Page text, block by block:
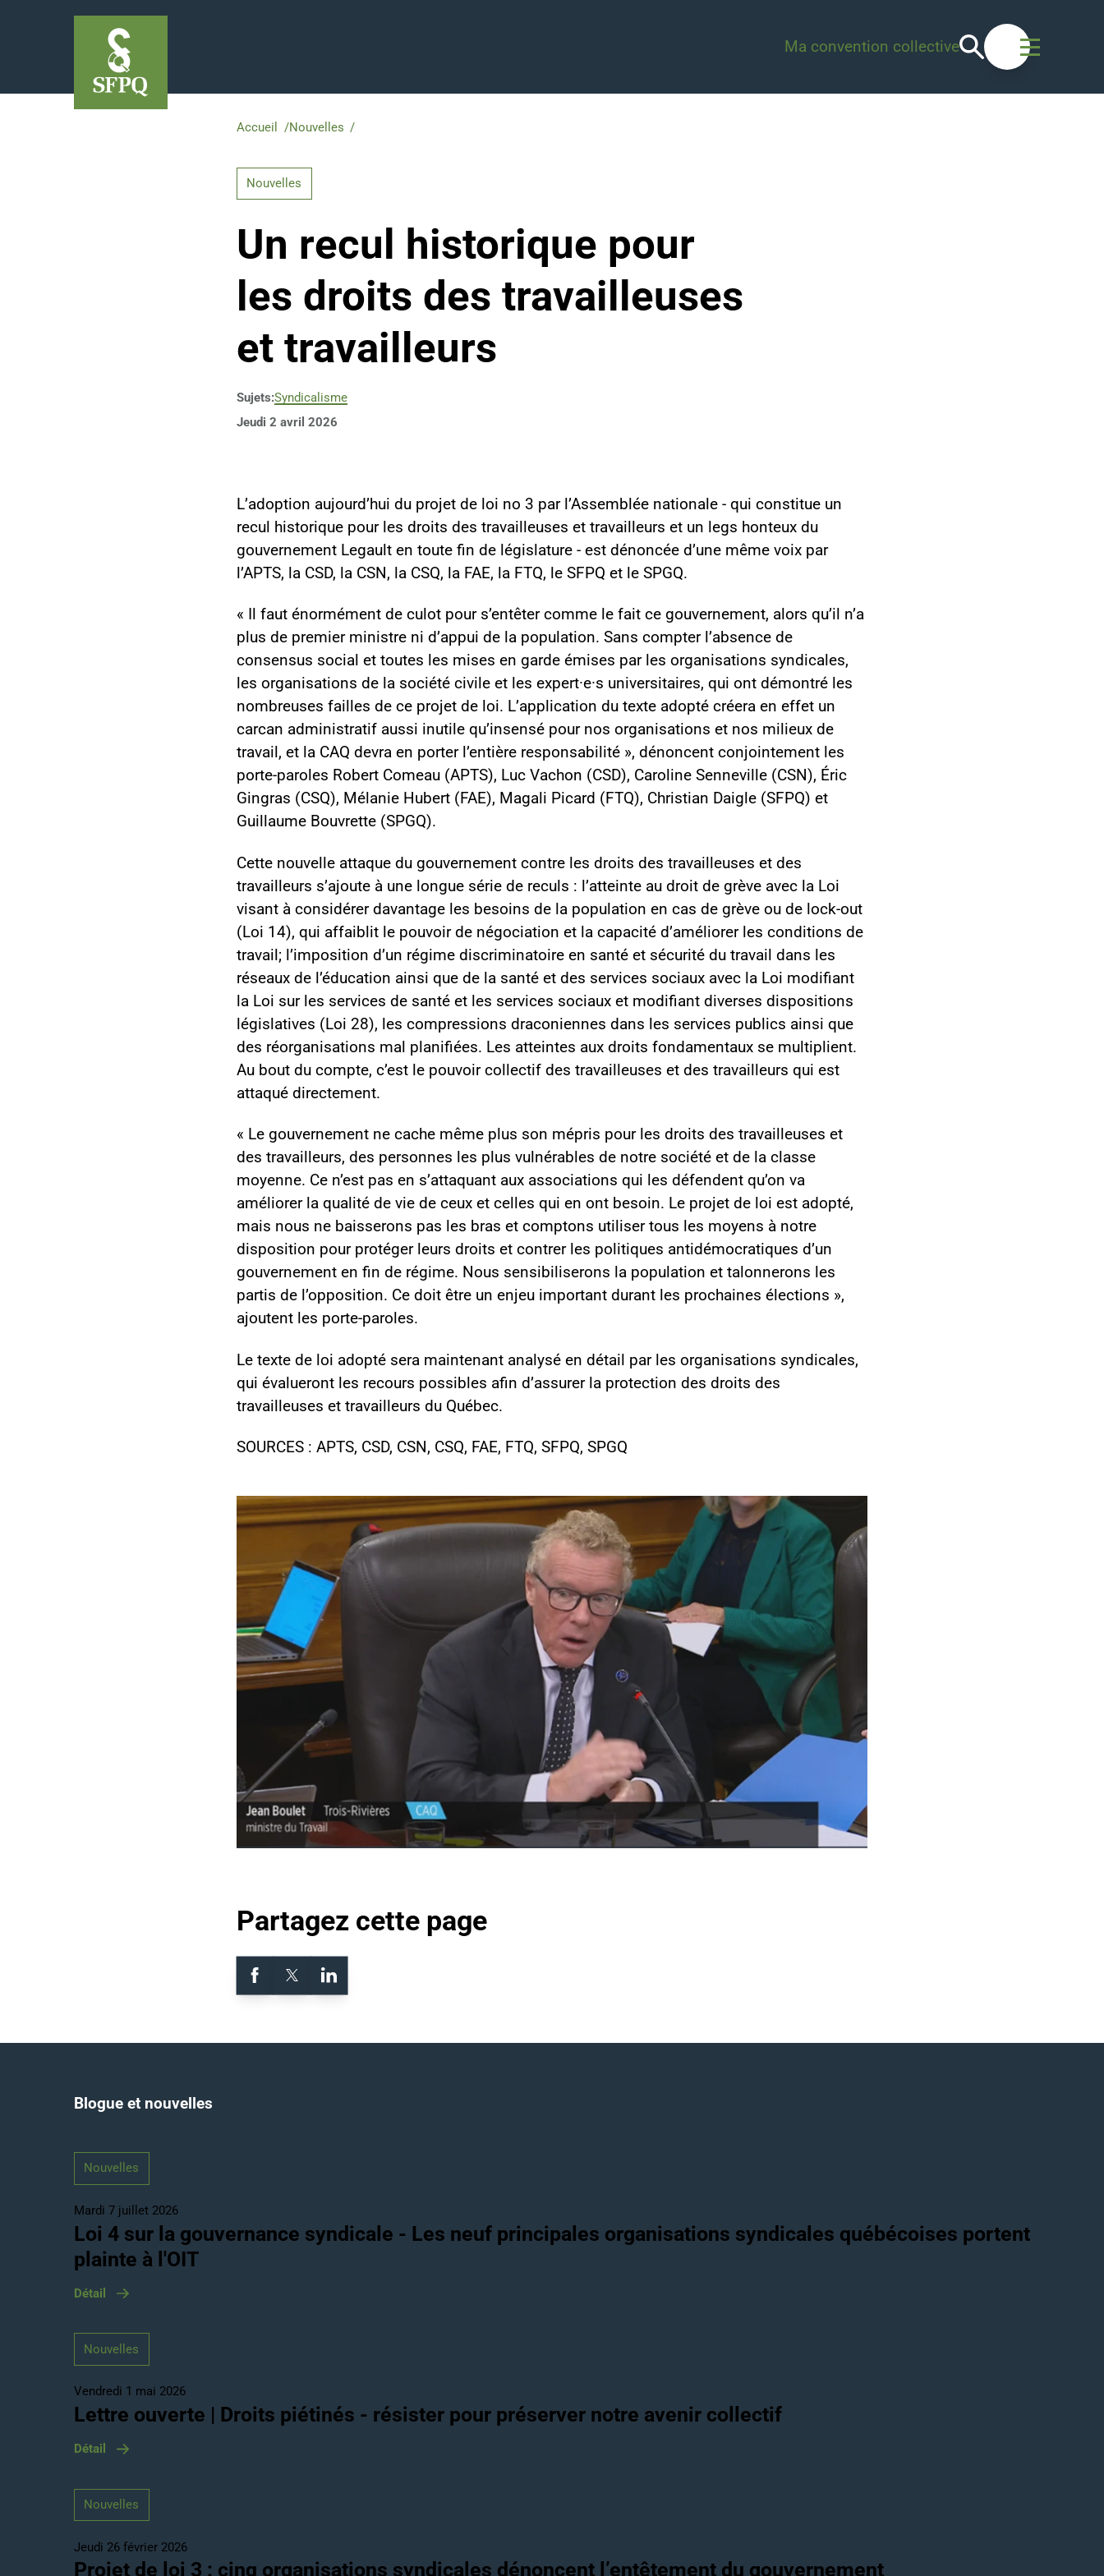
Ma convention collectiveRecherche
Ouvrir le
Accueil /Nouvelles /
Nouvelles
Un recul historique pour
les droits des travailleuses
et travailleurs
Sujets:Syndicalisme
Jeudi 2 avril 2026
L’adoption aujourd’hui du projet de loi no 3 par l’Assemblée nationale - qui constitue un
recul historique pour les droits des travailleuses et travailleurs et un legs honteux du
gouvernement Legault en toute fin de législature - est dénoncée d’une même voix par
l’APTS, la CSD, la CSN, la CSQ, la FAE, la FTQ, le SFPQ et le SPGQ.
« Il faut énormément de culot pour s’entêter comme le fait ce gouvernement, alors qu’il n’a
plus de premier ministre ni d’appui de la population. Sans compter l’absence de
consensus social et toutes les mises en garde émises par les organisations syndicales,
les organisations de la société civile et les expert·e·s universitaires, qui ont démontré les
nombreuses failles de ce projet de loi. L’application du texte adopté créera en effet un
carcan administratif aussi inutile qu’insensé pour nos organisations et nos milieux de
travail, et la CAQ devra en porter l’entière responsabilité », dénoncent conjointement les
porte-paroles Robert Comeau (APTS), Luc Vachon (CSD), Caroline Senneville (CSN), Éric
Gingras (CSQ), Mélanie Hubert (FAE), Magali Picard (FTQ), Christian Daigle (SFPQ) et
Guillaume Bouvrette (SPGQ).
Cette nouvelle attaque du gouvernement contre les droits des travailleuses et des
travailleurs s’ajoute à une longue série de reculs : l’atteinte au droit de grève avec la Loi
visant à considérer davantage les besoins de la population en cas de grève ou de lock-out
(Loi 14), qui affaiblit le pouvoir de négociation et la capacité d’améliorer les conditions de
travail; l’imposition d’un régime discriminatoire en santé et sécurité du travail dans les
réseaux de l’éducation ainsi que de la santé et des services sociaux avec la Loi modifiant
la Loi sur les services de santé et les services sociaux et modifiant diverses dispositions
législatives (Loi 28), les compressions draconiennes dans les services publics ainsi que
des réorganisations mal planifiées. Les atteintes aux droits fondamentaux se multiplient.
Au bout du compte, c’est le pouvoir collectif des travailleuses et des travailleurs qui est
attaqué directement.
« Le gouvernement ne cache même plus son mépris pour les droits des travailleuses et
des travailleurs, des personnes les plus vulnérables de notre société et de la classe
moyenne. Ce n’est pas en s’attaquant aux associations qui les défendent qu’on va
améliorer la qualité de vie de ceux et celles qui en ont besoin. Le projet de loi est adopté,
mais nous ne baisserons pas les bras et comptons utiliser tous les moyens à notre
disposition pour protéger leurs droits et contrer les politiques antidémocratiques d’un
gouvernement en fin de régime. Nous sensibiliserons la population et talonnerons les
partis de l’opposition. Ce doit être un enjeu important durant les prochaines élections »,
ajoutent les porte-paroles.
Le texte de loi adopté sera maintenant analysé en détail par les organisations syndicales,
qui évalueront les recours possibles afin d’assurer la protection des droits des
travailleuses et travailleurs du Québec.
SOURCES : APTS, CSD, CSN, CSQ, FAE, FTQ, SFPQ, SPGQ
Partagez cette page
Blogue et nouvelles
Nouvelles
Mardi 7 juillet 2026
Loi 4 sur la gouvernance syndicale - Les neuf principales organisations syndicales québécoises portent
plainte à l'OIT
Détail
Nouvelles
Vendredi 1 mai 2026
Lettre ouverte | Droits piétinés - résister pour préserver notre avenir collectif
Détail
Nouvelles
Jeudi 26 février 2026
Projet de loi 3 : cinq organisations syndicales dénoncent l’entêtement du gouvernement